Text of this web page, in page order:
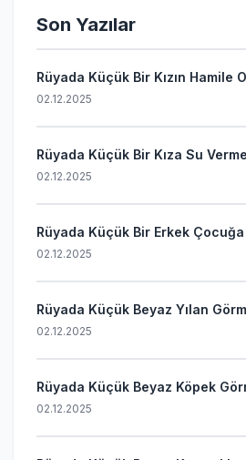
Son Yazılar
Rüyada Küçük Bir Kızın Hamile
02.12.2025
Rüyada Küçük Bir Kıza Su
02.12.2025
Rüyada Küçük Bir Erkek Çocuğa
02.12.2025
Rüyada Küçük Beyaz Yılan
02.12.2025
Rüyada Küçük Beyaz Köpek
02.12.2025